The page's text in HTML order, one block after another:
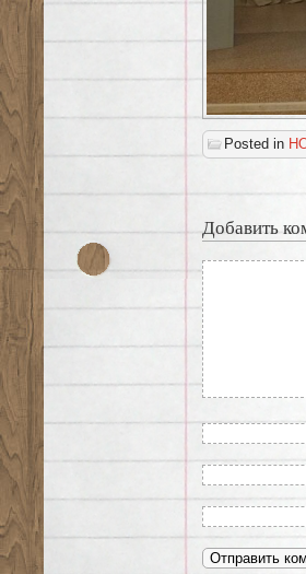
Posted in
Добавить